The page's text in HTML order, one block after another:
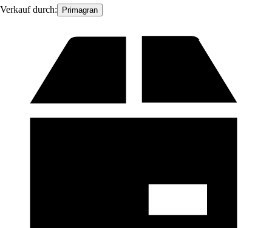
Verkauf durch: Primagran